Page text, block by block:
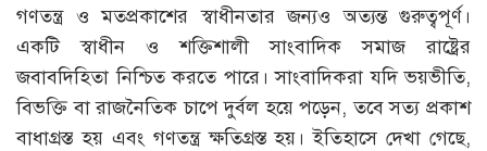
গণতন্ত্র ও মতপ্রকাশের স্বাধীনতার জন্যও অত্যন্ত গুরুত্বপূর্ণ।
একটি স্বাধীন ও শক্তিশালী সাংবাদিক সমাজ রাষ্ট্রের
জবাবদিহিতা নিশ্চিত করতে পারে। সাংবাদিকরা যদি ভয়ভীতি,
বিভক্তি বা রাজনৈতিক চাপে দুর্বল হয়ে পড়েন, তবে সত্য প্রকাশ
বাধাগ্রস্ত হয় এবং গণতন্ত্র ক্ষতিগ্রস্ত হয়। ইতিহাসে দেখা গেছে,